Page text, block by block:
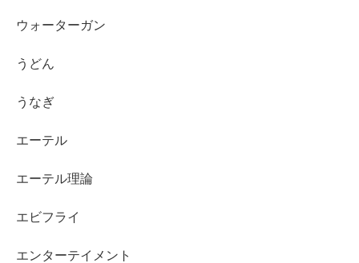
ウォーターガン
うどん
うなぎ
エーテル
エーテル理論
エビフライ
エンターテイメント